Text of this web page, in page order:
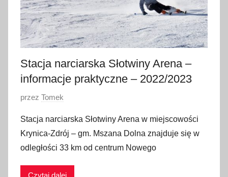
n
i
a
0
0
Stacja narciarska Słotwiny Arena –
informacje praktyczne – 2022/2023
O
u
b
l
i
przez Tomek
Stacja narciarska Słotwiny Arena w miejscowości
Krynica-Zdrój – gm. Mszana Dolna znajduje się w
odległości 33 km od centrum Nowego